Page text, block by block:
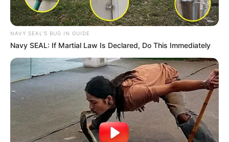
Fishermen See An Animal On An Iceberg, But
Then They Look Closer!
Buzz Day